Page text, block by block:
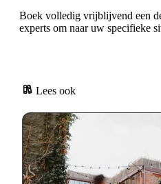
Boek volledig vrijblijvend een
experts om naar uw specifieke
Lees ook